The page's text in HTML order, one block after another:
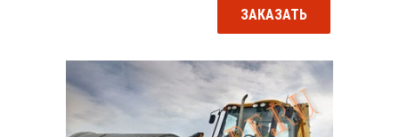
ЗАКАЗАТЬ